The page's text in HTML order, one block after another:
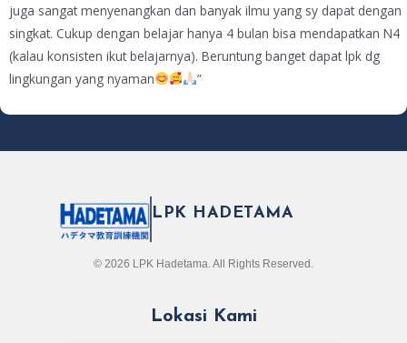
juga sangat menyenangkan dan banyak ilmu yang sy dapat dengan
singkat. Cukup dengan belajar hanya 4 bulan bisa mendapatkan N4
(kalau konsisten ikut belajarnya). Beruntung banget dapat lpk dg
lingkungan yang nyaman
”
LPK HADETAMA
© 2026 LPK Hadetama. All Rights Reserved.
Lokasi Kami